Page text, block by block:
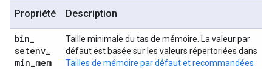
Propriété Description
bin_
setenv_
min_mem
Taille minimale du tas de mémoire. La valeur par
défaut est basée sur les valeurs répertoriées dans
Tailles de mémoire par défaut et recommandées